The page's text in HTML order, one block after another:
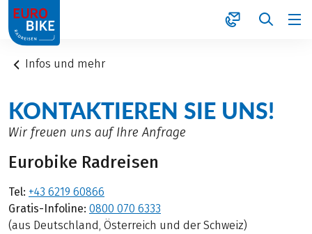
1
Infos und mehr
KONTAKTIEREN SIE UNS!
Wir freuen uns auf Ihre Anfrage
Eurobike Radreisen
Tel: +43 6219 60866
Gratis-Infoline: 0800 070 6333
(aus Deutschland, Österreich und der Schweiz)